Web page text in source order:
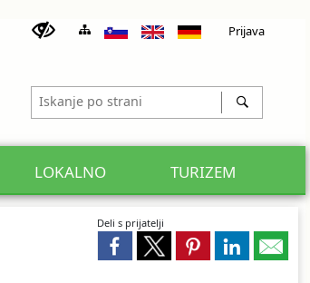
LOKALNO TURIZEM
Prijava
Deli s prijatelji